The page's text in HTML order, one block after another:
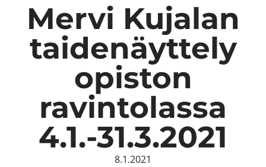
Mervi Kujalan
taidenäyttely
opiston
ravintolassa
4.1.-31.3.2021
8.1.2021